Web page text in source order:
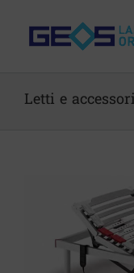
content
Letti e accessori